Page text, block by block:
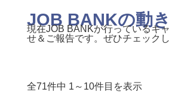
JOB BANKの動き
現在JOB BANKが行っているキ
せ＆ご報告です。ぜひチェック
全71件中 1～10件目を表示